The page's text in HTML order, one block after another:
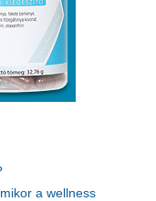
a wellness